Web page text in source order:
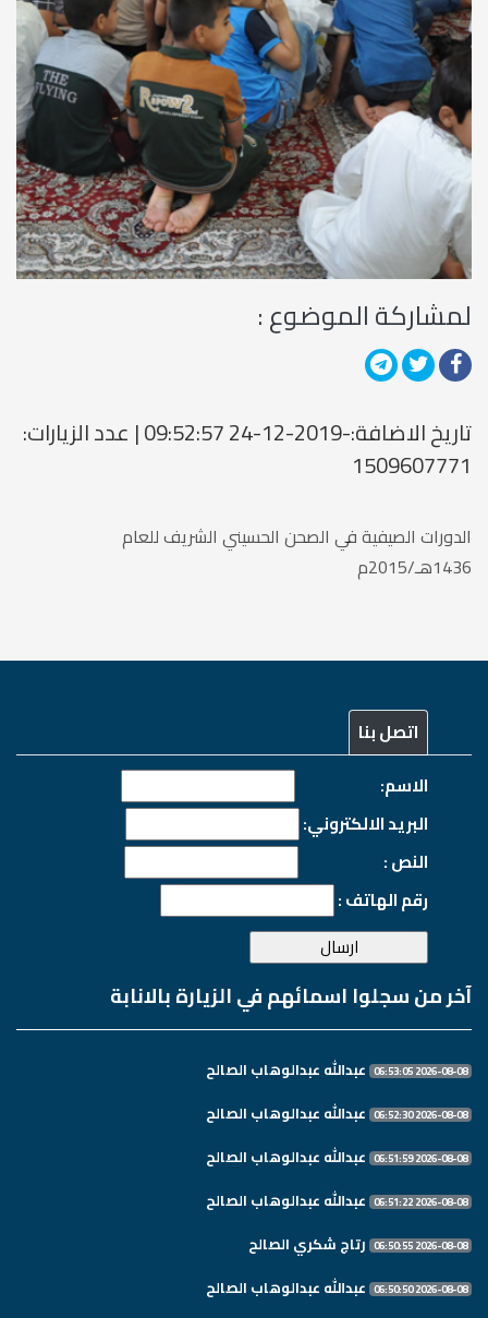
لمشاركة الموضوع :
تاريخ الاضافة:-2019-12-24 09:52:57 | عدد الزيارات:
1509607771
الدورات الصيفية في الصحن الحسيني الشريف للعام
1436هـ/2015م
اتصل بنا
الاسم:
البريد الالكتروني:
النص :
رقم الهاتف :
آخر من سجلوا اسمائهم في الزيارة بالانابة
2026-08-08 06:53:05 عبدالله عبدالوهاب الصالح
2026-08-08 06:52:30 عبدالله عبدالوهاب الصالح
2026-08-08 06:51:59 عبدالله عبدالوهاب الصالح
2026-08-08 06:51:22 عبدالله عبدالوهاب الصالح
2026-08-08 06:50:55 رتاج شكري الصالح
2026-08-08 06:50:50 عبدالله عبدالوهاب الصالح